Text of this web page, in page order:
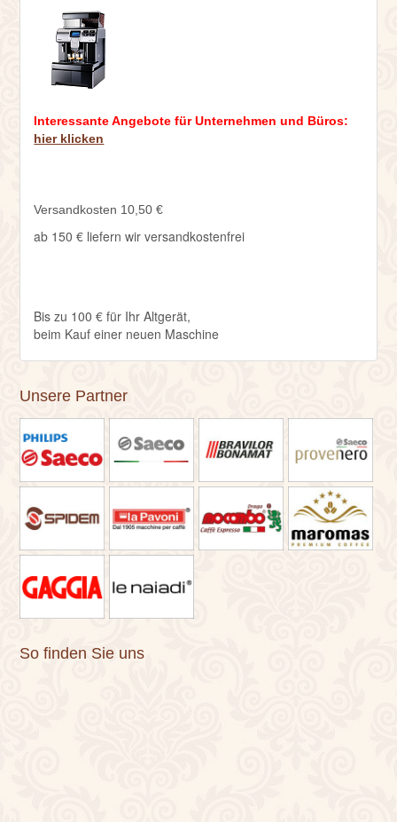
Interessante Angebote für Unternehmen und Büros:
hier klicken
Versandkosten 10,50 €
ab 150 € liefern wir versandkostenfrei
Bis zu 100 € für Ihr Altgerät,
beim Kauf einer neuen Maschine
Unsere Partner
So finden Sie uns